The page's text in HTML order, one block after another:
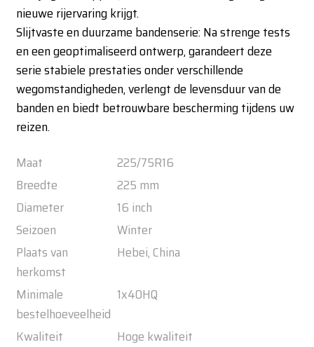
nieuwe rijervaring krijgt.
Slijtvaste en duurzame bandenserie: Na strenge tests
en een geoptimaliseerd ontwerp, garandeert deze
serie stabiele prestaties onder verschillende
wegomstandigheden, verlengt de levensduur van de
banden en biedt betrouwbare bescherming tijdens uw
reizen.
Maat
225/75R16
Breedte
225 mm
Diameter
16 inch
Seizoen
Winter
Plaats van
herkomst
Hebei, China
Minimale
bestelhoeveelheid
1x40HQ
Kwaliteit
Hoge kwaliteit